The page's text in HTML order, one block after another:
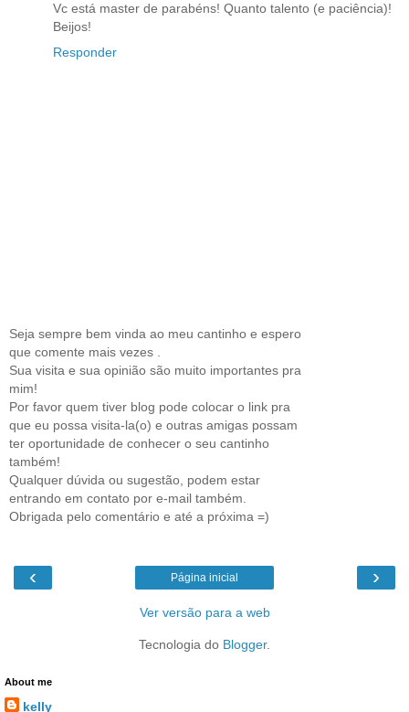
Vc está master de parabéns! Quanto talento (e paciência)!
Beijos!
Responder
Seja sempre bem vinda ao meu cantinho e espero
que comente mais vezes .
Sua visita e sua opinião são muito importantes pra
mim!
Por favor quem tiver blog pode colocar o link pra
que eu possa visita-la(o) e outras amigas possam
ter oportunidade de conhecer o seu cantinho
também!
Qualquer dúvida ou sugestão, podem estar
entrando em contato por e-mail também.
Obrigada pelo comentário e até a próxima =)
‹ ›
Página inicial
Ver versão para a web
Tecnologia do Blogger.
About me
kelly